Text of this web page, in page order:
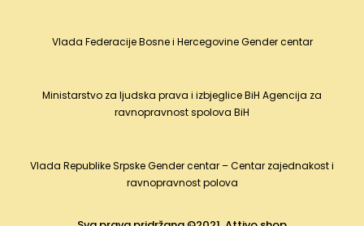
Vlada Federacije Bosne i Hercegovine Gender centar
Ministarstvo za ljudska prava i izbjeglice BiH Agencija za
ravnopravnost spolova BiH
Vlada Republike Srpske Gender centar – Centar zajednakost i
ravnopravnost polova